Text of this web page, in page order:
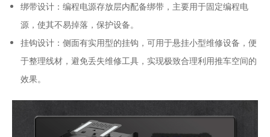
绑带设计：编程电源存放层内配备绑带，主要用于固定编程电
源，使其不易掉落，保护设备。
挂钩设计：侧面有实用型的挂钩，可用于悬挂小型维修设备，便
于整理线材，避免丢失维修工具，实现极致合理利用推车空间的
效果。